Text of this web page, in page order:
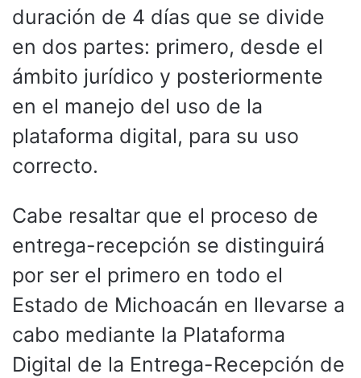
duración de 4 días que se divide
en dos partes: primero, desde el
ámbito jurídico y posteriormente
en el manejo del uso de la
plataforma digital, para su uso
correcto.
Cabe resaltar que el proceso de
entrega-recepción se distinguirá
por ser el primero en todo el
Estado de Michoacán en llevarse a
cabo mediante la Plataforma
Digital de la Entrega-Recepción de